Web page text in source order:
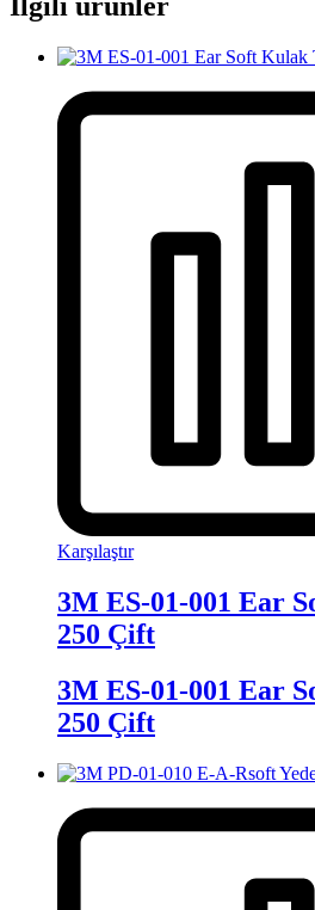
İlgili ürünler
Karşılaştır
3M ES-01-001 Ear
250 Çift
3M ES-01-001 Ear
250 Çift